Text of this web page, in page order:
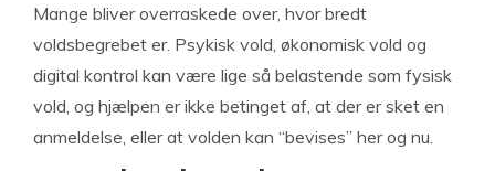
Mange bliver overraskede over, hvor bredt
voldsbegrebet er. Psykisk vold, økonomisk vold og
digital kontrol kan være lige så belastende som fysisk
vold, og hjælpen er ikke betinget af, at der er sket en
anmeldelse, eller at volden kan “bevises” her og nu.